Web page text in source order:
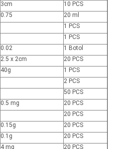
3cm
10 PCS
0.75
20 ml
1 PCS
1 PCS
0.02
1 Botol
2.5 x 2cm
20 PCS
40g
1 PCS
2 PCS
50 PCS
0.5 mg
20 PCS
20 PCS
0.15g
20 PCS
0.1g
20 PCS
4 mg 20 PCS